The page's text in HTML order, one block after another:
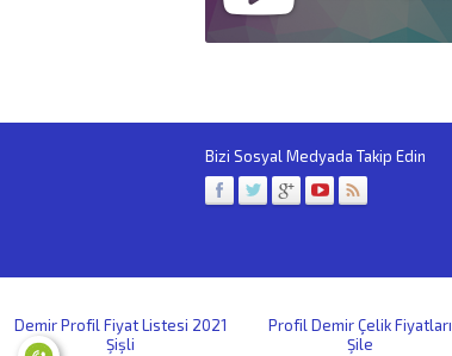
Bizi Sosyal Medyada Takip Edin
Demir Profil Fiyat Listesi 2021
Profil Demir Çelik Fiyatları
Şişli
Şile